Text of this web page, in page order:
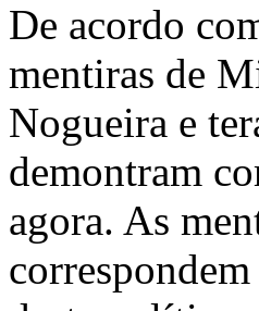
De acordo
mentiras de
Nogueira e
demontram
agora. As